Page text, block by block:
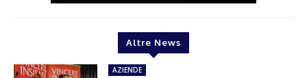
Altre News
AZIENDE